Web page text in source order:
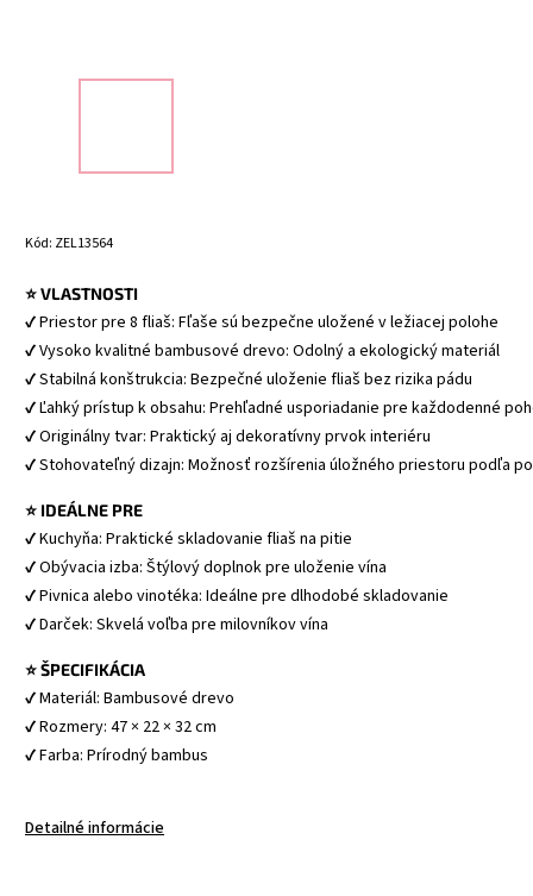
Kód: ZEL13564
⭐ VLASTNOSTI
✔ Priestor pre 8 fliaš: Fľaše sú bezpečne uložené v ležiacej polohe
✔ Vysoko kvalitné bambusové drevo: Odolný a ekologický materiál
✔ Stabilná konštrukcia: Bezpečné uloženie fliaš bez rizika pádu
✔ Ľahký prístup k obsahu: Prehľadné usporiadanie pre každodenné
✔ Originálny tvar: Praktický aj dekoratívny prvok interiéru
✔ Stohovateľný dizajn: Možnosť rozšírenia úložného priestoru podľa
⭐ IDEÁLNE PRE
✔ Kuchyňa: Praktické skladovanie fliaš na pitie
✔ Obývacia izba: Štýlový doplnok pre uloženie vína
✔ Pivnica alebo vinotéka: Ideálne pre dlhodobé skladovanie
✔ Darček: Skvelá voľba pre milovníkov vína
⭐ ŠPECIFIKÁCIA
✔ Materiál: Bambusové drevo
✔ Rozmery: 47 × 22 × 32 cm
✔ Farba: Prírodný bambus
Detailné informácie